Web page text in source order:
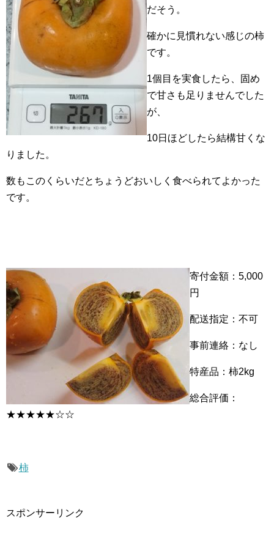
だそう。
確かに見慣れない感じの柿
です。
1個目を実食したら、固め
で甘さも足りませんでした
が、
10日ほどしたら結構甘くな
りました。
数もこのくらいだとちょうどおいしく食べられてよかった
です。
寄付金額：5,000
円
配送指定：不可
事前連絡：なし
特産品：柿2kg
総合評価：
★★★★★☆☆
柿
スポンサーリンク